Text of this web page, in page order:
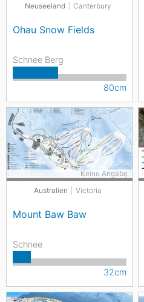
Neuseeland Canterbury
Ohau Snow Fields
Schnee Berg
80cm
Australien Victoria
Mount Baw Baw
Keine Angabe
Schnee
32cm